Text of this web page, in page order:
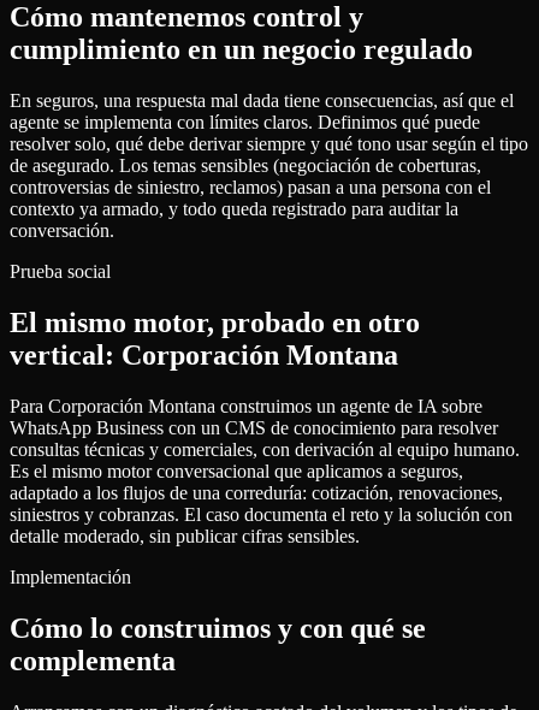
Cómo mantenemos control y
cumplimiento en un negocio regulado
En seguros, una respuesta mal dada tiene consecuencias, así que el
agente se implementa con límites claros. Definimos qué puede
resolver solo, qué debe derivar siempre y qué tono usar según el tipo
de asegurado. Los temas sensibles (negociación de coberturas,
controversias de siniestro, reclamos) pasan a una persona con el
contexto ya armado, y todo queda registrado para auditar la
conversación.
Prueba social
El mismo motor, probado en otro
vertical: Corporación Montana
Para Corporación Montana construimos un agente de IA sobre
WhatsApp Business con un CMS de conocimiento para resolver
consultas técnicas y comerciales, con derivación al equipo humano.
Es el mismo motor conversacional que aplicamos a seguros,
adaptado a los flujos de una correduría: cotización, renovaciones,
siniestros y cobranzas. El caso documenta el reto y la solución con
detalle moderado, sin publicar cifras sensibles.
Implementación
Cómo lo construimos y con qué se
complementa